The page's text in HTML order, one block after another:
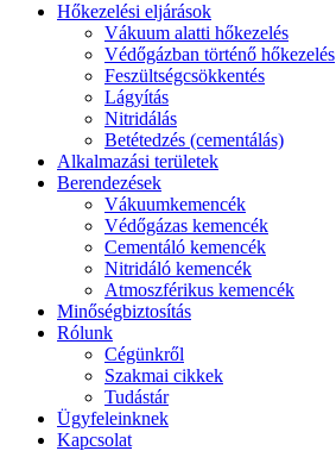
Hőkezelési eljárások
Vákuum alatti hőkezelés
Védőgázban történő hőkezelés
Feszültségcsökkentés
Lágyítás
Nitridálás
Betétedzés (cementálás)
Alkalmazási területek
Berendezések
Vákuumkemencék
Védőgázas kemencék
Cementáló kemencék
Nitridáló kemencék
Atmoszférikus kemencék
Minőségbiztosítás
Rólunk
Cégünkről
Szakmai cikkek
Tudástár
Ügyfeleinknek
Kapcsolat